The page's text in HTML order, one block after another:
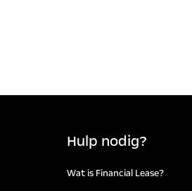
Hulp nodig?
Wat is Financial Lease?